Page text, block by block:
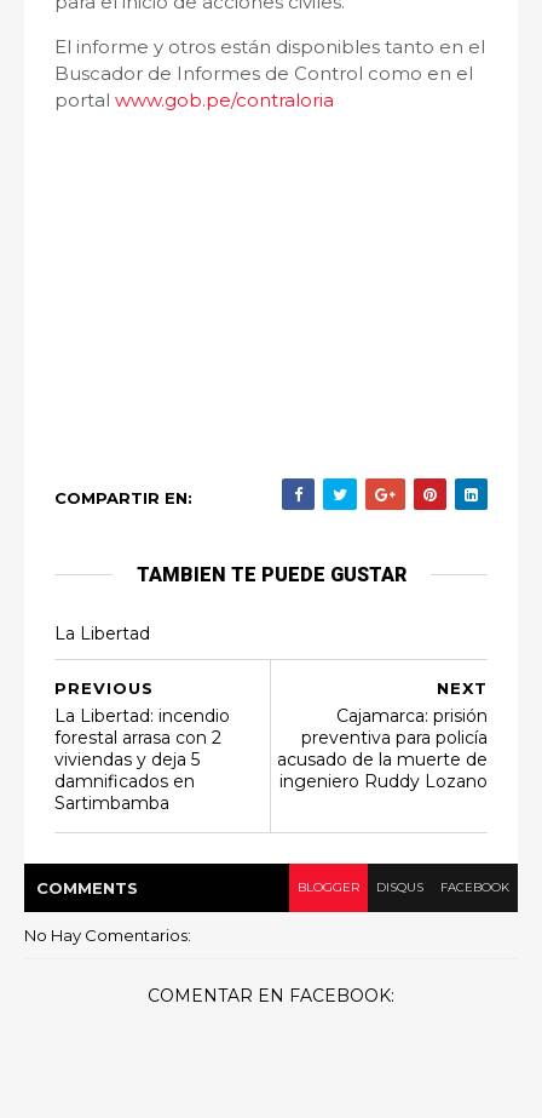
El informe y otros están disponibles tanto en el
Buscador de Informes de Control como en el
portal www.gob.pe/contraloria
COMPARTIR EN:
TAMBIEN TE PUEDE GUSTAR
La Libertad
NEXT
Cajamarca: prisión
preventiva para policía
acusado de la muerte de
ingeniero Ruddy Lozano
PREVIOUS
La Libertad: incendio
forestal arrasa con 2
viviendas y deja 5
damnificados en
Sartimbamba
COMMENTS BLOGGER DISQUS FACEBOOK
No Hay Comentarios:
COMENTAR EN FACEBOOK: